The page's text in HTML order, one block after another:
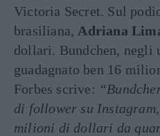
Victoria Secret. Sul
brasiliana, Adriana
dollari. Bundchen, negli
guadagnato ben 16
Forbes scrive:
di follower su
milioni di dollari da